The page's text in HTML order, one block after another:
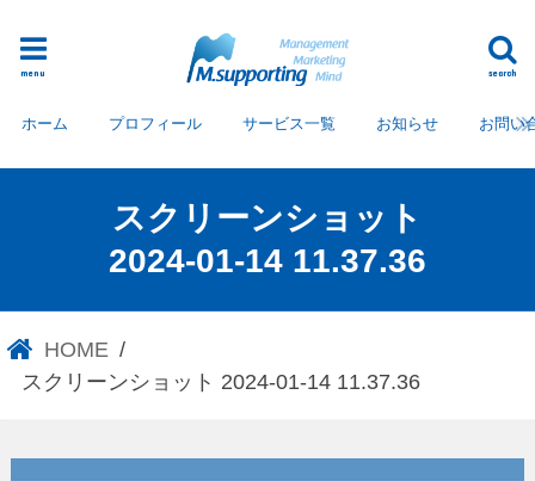
search
menu
ホーム プロフィール サービス一覧 お知らせ お問い
スクリーンショット
2024-01-14 11.37.36
HOME
スクリーンショット 2024-01-14 11.37.36
スクリーンショット 2024-01-